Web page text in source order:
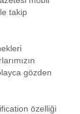
takip
gözden
özelliği